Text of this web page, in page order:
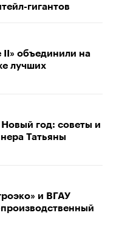
гигантов
II» объединили на
лучших
Новый год: советы и
Татьяны
и ВГАУ